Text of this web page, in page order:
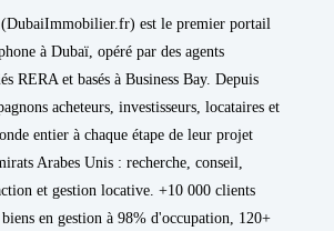
est le premier portail
à Dubaï, opéré par des agents
RERA et basés à Business Bay. Depuis
acheteurs, investisseurs, locataires et
entier à chaque étape de leur projet
Arabes Unis : recherche, conseil,
et gestion locative. +10 000 clients
en gestion à 98% d'occupation, 120+